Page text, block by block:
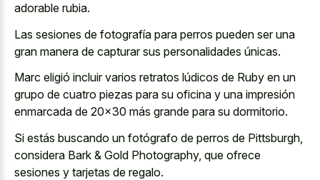
adorable rubia.
Las sesiones de fotografía para perros pueden ser una
gran manera de capturar sus personalidades únicas.
Marc eligió incluir varios retratos lúdicos de Ruby en un
grupo de cuatro piezas para su oficina y una impresión
enmarcada de 20×30 más grande para su dormitorio.
Si estás buscando un fotógrafo de perros de Pittsburgh,
considera Bark & Gold Photography, que ofrece
sesiones y tarjetas de regalo.